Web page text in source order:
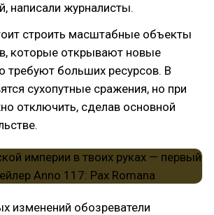
написали журналисты.
строить масштабные объекты
которые открывают новые
требуют больших ресурсов. В
сухопутные сражения, но при
отключить, сделав основной
изменений обозреватели